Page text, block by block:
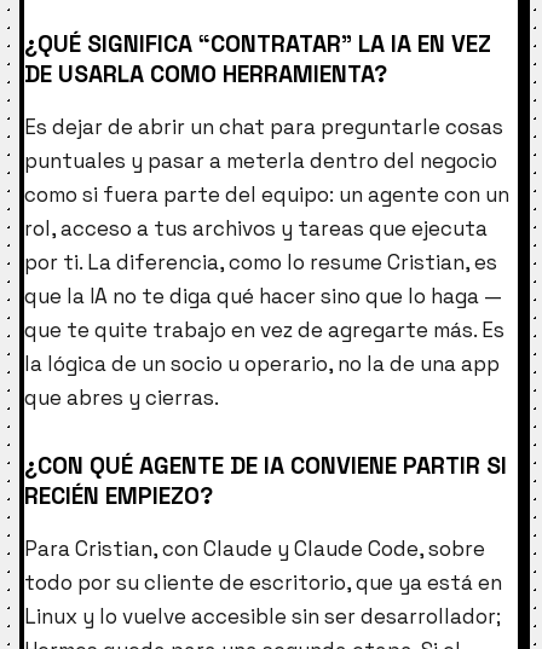
¿QUÉ SIGNIFICA “CONTRATAR” LA IA EN VEZ
DE USARLA COMO HERRAMIENTA?
Es dejar de abrir un chat para preguntarle cosas
puntuales y pasar a meterla dentro del negocio
como si fuera parte del equipo: un agente con un
rol, acceso a tus archivos y tareas que ejecuta
por ti. La diferencia, como lo resume Cristian, es
que la IA no te diga qué hacer sino que lo haga —
que te quite trabajo en vez de agregarte más. Es
la lógica de un socio u operario, no la de una app
que abres y cierras.
¿CON QUÉ AGENTE DE IA CONVIENE PARTIR SI
RECIÉN EMPIEZO?
Para Cristian, con Claude y Claude Code, sobre
todo por su cliente de escritorio, que ya está en
Linux y lo vuelve accesible sin ser desarrollador;